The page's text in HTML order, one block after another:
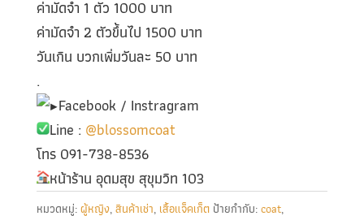
ค่ามัดจำ 1 ตัว 1000 บาท
ค่ามัดจำ 2 ตัวขึ้นไป 1500 บาท
วันเกิน บวกเพิ่มวันละ 50 บาท
.
Facebook / Instragram
Line : @blossomcoat
โทร 091-738-8536
หน้าร้าน อุดมสุข สุขุมวิท 103
หมวดหมู่:ผู้หญิง,สินค้าเช่า, เสื้อแจ็คเก็ต ป้ายกำกับ:coat,